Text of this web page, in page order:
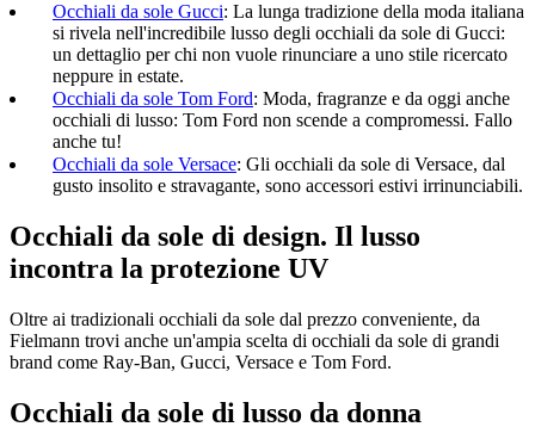
Occhiali da sole Gucci: La lunga tradizione della moda italiana
si rivela nell'incredibile lusso degli occhiali da sole di Gucci:
un dettaglio per chi non vuole rinunciare a uno stile ricercato
neppure in estate.
Occhiali da sole Tom Ford: Moda, fragranze e da oggi anche
occhiali di lusso: Tom Ford non scende a compromessi. Fallo
anche tu!
Occhiali da sole Versace: Gli occhiali da sole di Versace, dal
gusto insolito e stravagante, sono accessori estivi irrinunciabili.
Occhiali da sole di design. Il lusso
incontra la protezione UV
Oltre ai tradizionali occhiali da sole dal prezzo conveniente, da
Fielmann trovi anche un'ampia scelta di occhiali da sole di grandi
brand come Ray-Ban, Gucci, Versace e Tom Ford.
Occhiali da sole di lusso da donna